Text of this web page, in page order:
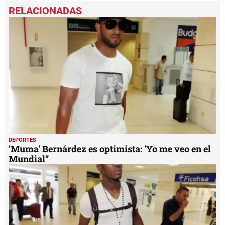
DEPORTES
'Muma' Bernárdez es optimista: 'Yo me veo en el
Mundial”